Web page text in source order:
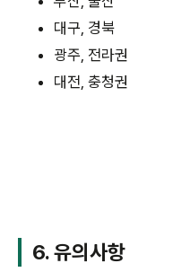
대구, 경북
광주, 전라권
대전, 충청권
6. 유의사항